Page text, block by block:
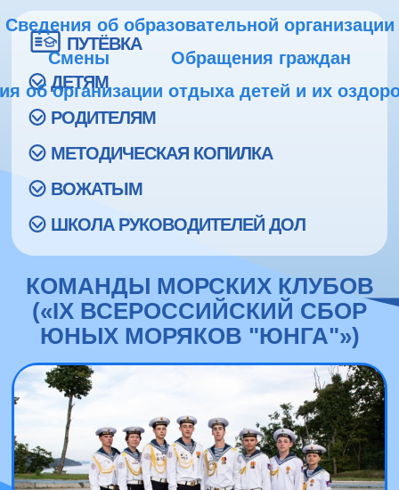
Сведения об образовательной организации
Смены
Обращения граждан
об организации отдыха детей и их
ПУТЁВКА
ДЕТЯМ
РОДИТЕЛЯМ
МЕТОДИЧЕСКАЯ КОПИЛКА
ВОЖАТЫМ
ШКОЛА РУКОВОДИТЕЛЕЙ ДОЛ
КОМАНДЫ МОРСКИХ КЛУБОВ
(«IX ВСЕРОССИЙСКИЙ СБОР
ЮНЫХ МОРЯКОВ "ЮНГА"»)